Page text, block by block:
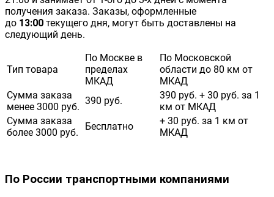
получения заказа. Заказы, оформленные
до 13:00 текущего дня, могут быть доставлены на
следующий день.
Тип товара
По Москве в
пределах
МКАД
По Московской
области до 80 км от
МКАД
Сумма заказа
менее 3000 руб.
390 руб.
390 руб. + 30 руб. за 1
км от МКАД
Сумма заказа
более 3000 руб.
Бесплатно
+ 30 руб. за 1 км от
МКАД
По России транспортными компаниями